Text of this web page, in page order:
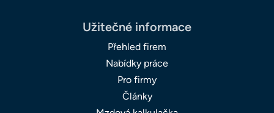
Užitečné informace
Přehled firem
Nabídky práce
Pro firmy
Články